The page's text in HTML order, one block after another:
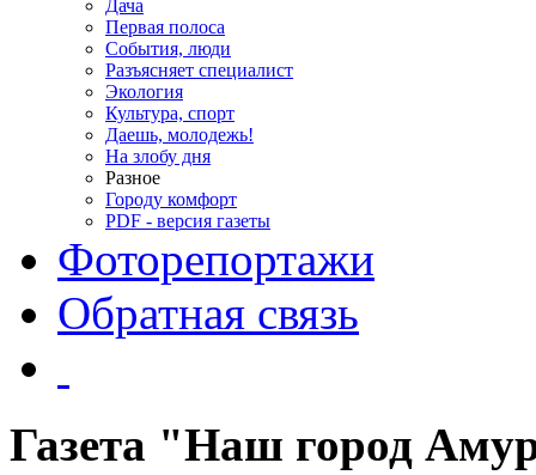
Дача
Первая полоса
События, люди
Разъясняет специалист
Экология
Культура, спорт
Даешь, молодежь!
На злобу дня
Разное
Городу комфорт
PDF - версия газеты
Фоторепортажи
Обратная связь
Газета "Наш город